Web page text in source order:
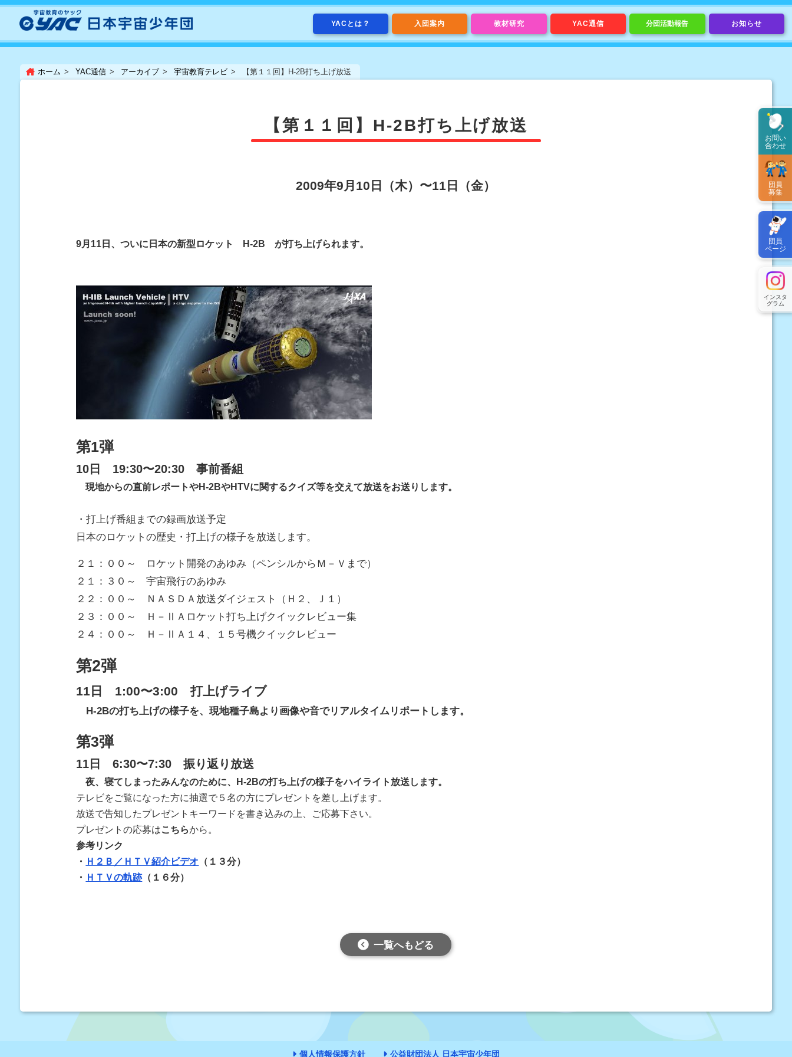
YACとは？ 入団案内 教材研究 YAC通信 分団活動報告 お知らせ
お問い
合わせ
団員
募集
団員
ページ
インスタ
グラム
ホーム YAC通信 アーカイブ 宇宙教育テレビ 【第１１回】H-2B打ち上げ放送
【第１１回】H-2B打ち上げ放送
2009年9月10日（木）〜11日（金）
9月11日、ついに日本の新型ロケット H-2B が打ち上げられます。
第1弾
10日 19:30〜20:30 事前番組
現地からの直前レポートやH-2BやHTVに関するクイズ等を交えて放送をお送りします。
・打上げ番組までの録画放送予定
日本のロケットの歴史・打上げの様子を放送します。
２１：００～ ロケット開発のあゆみ（ペンシルからＭ－Ｖまで）
２１：３０～ 宇宙飛行のあゆみ
２２：００～ ＮＡＳＤＡ放送ダイジェスト（Ｈ２、Ｊ１）
２３：００～ Ｈ－ⅡＡロケット打ち上げクイックレビュー集
２４：００～ Ｈ－ⅡＡ１４、１５号機クイックレビュー
第2弾
11日 1:00〜3:00 打上げライブ
H-2Bの打ち上げの様子を、現地種子島より画像や音でリアルタイムリポートします。
第3弾
11日 6:30〜7:30 振り返り放送
夜、寝てしまったみんなのために、H-2Bの打ち上げの様子をハイライト放送します。
テレビをご覧になった方に抽選で５名の方にプレゼントを差し上げます。
放送で告知したプレゼントキーワードを書き込みの上、ご応募下さい。
プレゼントの応募はこちらから。
参考リンク
・ Ｈ２Ｂ／ＨＴＶ紹介ビデオ （１３分）
・ ＨＴＶの軌跡（１６分）
一覧へもどる
個人情報保護方針 公益財団法人 日本宇宙少年団